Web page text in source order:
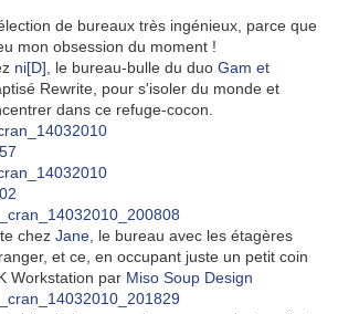
de bureaux très ingénieux, parce que
mon obsession du moment !
ni[D] , le bureau-bulle du duo Gam et
Rewrite, pour s'isoler du monde et
dans ce refuge-cocon.
chez Jane , le bureau avec les étagères
et ce, en occupant juste un petit coin
Workstation par Miso Soup Design